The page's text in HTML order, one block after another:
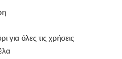
για όλες τις χρήσεις